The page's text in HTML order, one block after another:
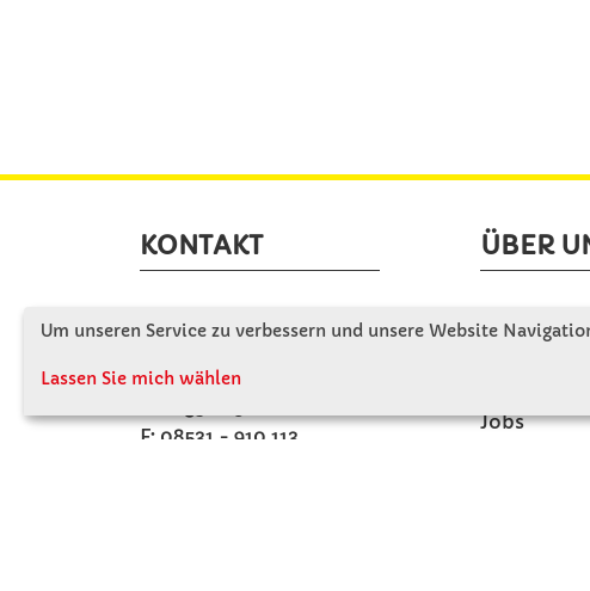
KONTAKT
Winkler Schulbedarf GmbH
D - 94060 Pocking
F: 08531 - 910 113
ÜBER
Wir stellen
Jobs
Um unseren Service zu verbessern und unsere Website
Lassen Sie mich wählen